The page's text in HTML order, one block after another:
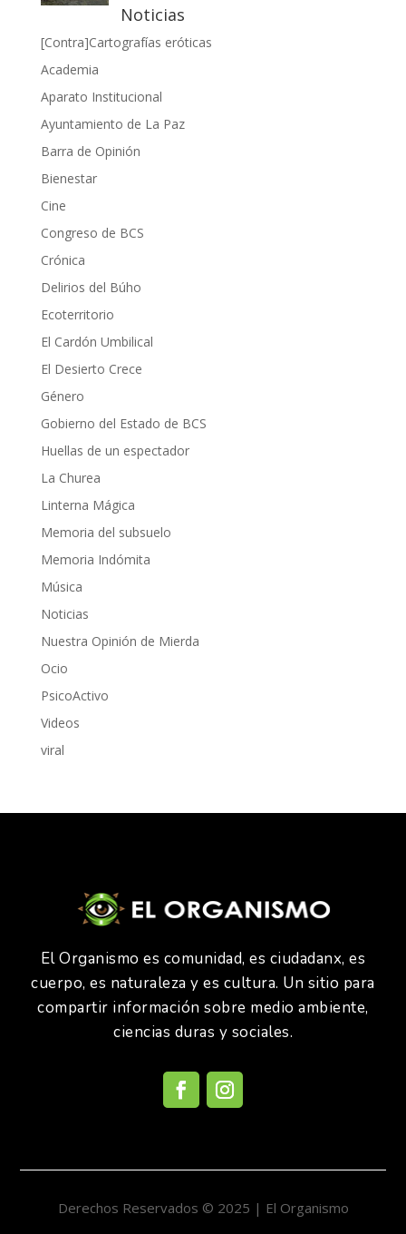
Noticias
[Contra]Cartografías eróticas
Academia
Aparato Institucional
Ayuntamiento de La Paz
Barra de Opinión
Bienestar
Cine
Congreso de BCS
Crónica
Delirios del Búho
Ecoterritorio
El Cardón Umbilical
El Desierto Crece
Género
Gobierno del Estado de BCS
Huellas de un espectador
La Churea
Linterna Mágica
Memoria del subsuelo
Memoria Indómita
Música
Noticias
Nuestra Opinión de Mierda
Ocio
PsicoActivo
Videos
viral
El Organismo es comunidad, es ciudadanx, es
cuerpo, es naturaleza y es cultura. Un sitio para
compartir información sobre medio ambiente,
ciencias duras y sociales.
Derechos Reservados © 2025 | El Organismo